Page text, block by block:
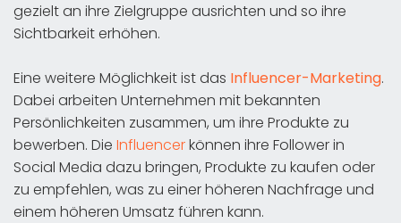
gezielt an ihre Zielgruppe ausrichten und so ihre
Sichtbarkeit erhöhen.
Eine weitere Möglichkeit ist das Influencer-Marketing.
Dabei arbeiten Unternehmen mit bekannten
Persönlichkeiten zusammen, um ihre Produkte zu
bewerben. Die Influencerkönnen ihre Follower in
Social Media dazu bringen, Produkte zu kaufen oder
zu empfehlen, was zu einer höheren Nachfrage und
einem höheren Umsatz führen kann.